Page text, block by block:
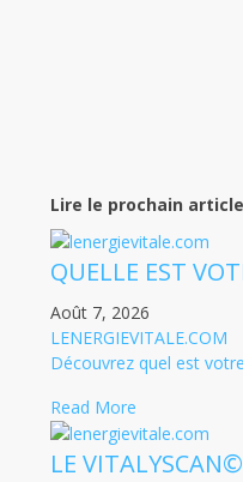
Lire le prochain article
QUELLE EST
Août 7, 2026
LENERGIEVITALE.COM
Découvrez quel est
Read More
LE